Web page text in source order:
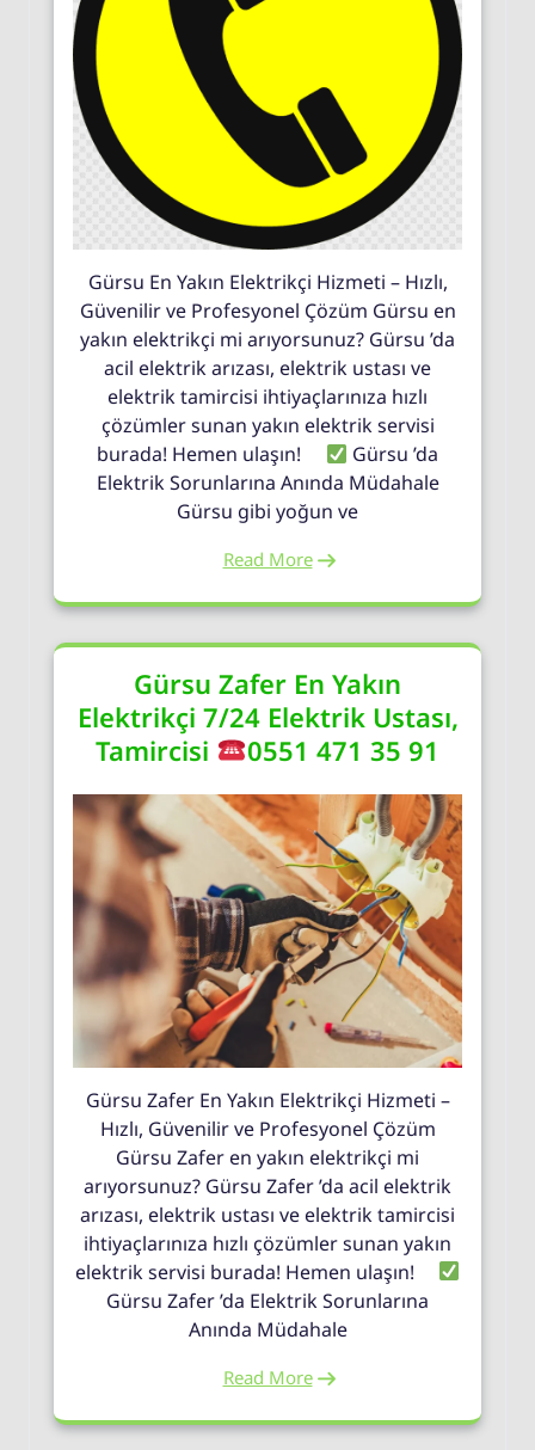
Gürsu En Yakın Elektrikçi Hizmeti – Hızlı,
Güvenilir ve Profesyonel Çözüm Gürsu en
yakın elektrikçi mi arıyorsunuz? Gürsu ’da
acil elektrik arızası, elektrik ustası ve
elektrik tamircisi ihtiyaçlarınıza hızlı
çözümler sunan yakın elektrik servisi
burada! Hemen ulaşın!
Gürsu ’da
Elektrik Sorunlarına Anında Müdahale
Gürsu gibi yoğun ve
Read More
Gürsu Zafer En Yakın
Elektrikçi 7/24 Elektrik Ustası,
Tamircisi
0551 471 35 91
Gürsu Zafer En Yakın Elektrikçi Hizmeti –
Hızlı, Güvenilir ve Profesyonel Çözüm
Gürsu Zafer en yakın elektrikçi mi
arıyorsunuz? Gürsu Zafer ’da acil elektrik
arızası, elektrik ustası ve elektrik tamircisi
ihtiyaçlarınıza hızlı çözümler sunan yakın
elektrik servisi burada! Hemen ulaşın!
Gürsu Zafer ’da Elektrik Sorunlarına
Anında Müdahale
Read More